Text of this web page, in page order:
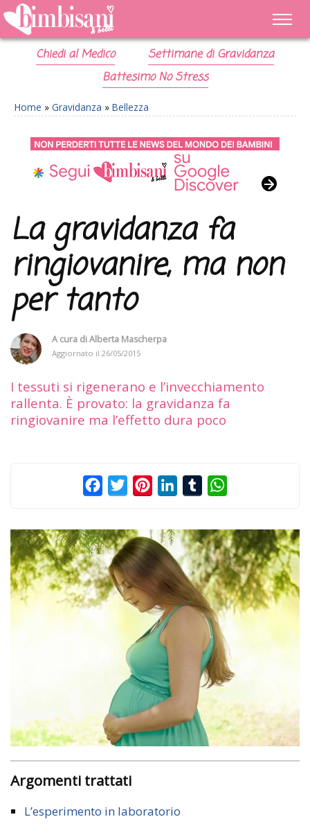
Chiedi al Medico
Settimane di Gravidanza
Battesimo No Stress
Home » Gravidanza » Bellezza
La gravidanza fa
ringiovanire, ma non
per tanto
A cura diAlberta Mascherpa
Aggiornato il 26/05/2015
I tessuti si rigenerano e l’invecchiamento
rallenta. È provato: la gravidanza fa
ringiovanire ma l’effetto dura poco
FacebookTwitterPinterestLinkedInTumblr
Argomenti trattati
L’esperimento in laboratorio